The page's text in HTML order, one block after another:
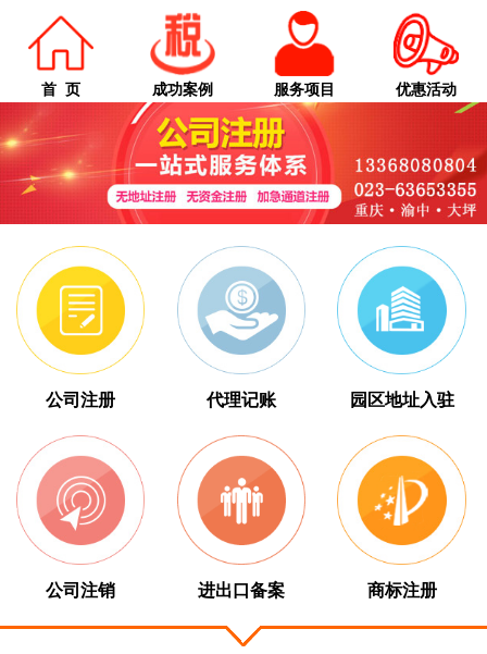
首 页 成功案例 服务项目 优惠活动
公司注册 代理记账 园区地址入驻
公司注销 进出口备案 商标注册